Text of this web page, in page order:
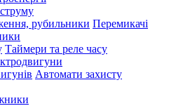
Перемикачі
Таймери та реле часу
Автомати захисту